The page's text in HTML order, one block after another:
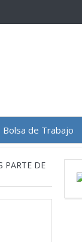
Bolsa de Trabajo
PARTE DE